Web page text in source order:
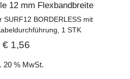
12 mm Flexbandbreite
SURF12 BORDERLESS mit
1 STK
€1,56
20 % MwSt.